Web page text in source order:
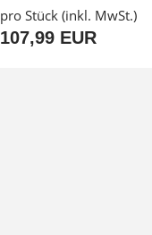
pro Stück (inkl. MwSt.)
107,99 EUR